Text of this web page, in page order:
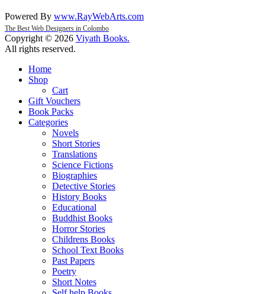
Powered By www.RayWebArts.com
The Best Web Designers in Colombo
Copyright © 2026 Viyath Books.
All rights reserved.
Home
Shop
Cart
Gift Vouchers
Book Packs
Categories
Novels
Short Stories
Translations
Science Fictions
Biographies
Detective Stories
History Books
Educational
Buddhist Books
Horror Stories
Childrens Books
School Text Books
Past Papers
Poetry
Short Notes